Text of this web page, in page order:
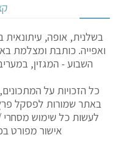
בשלנית, אופה,
ואפייה. כותבת ומצלמת
השבוע - המגזין,
כל הזכויות על
באתר שמורות לפסקל
לעשות כל שימוש
אישור מפורט